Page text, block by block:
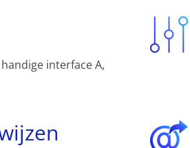
interface A,